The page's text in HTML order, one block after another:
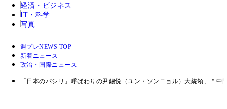
経済・ビジネス
IT・科学
写真
週プレNEWS TOP
新着ニュース
政治・国際ニュース
「日本のパシリ」呼ばわりの尹錫悦（ユン・ソンニョル）大統領、＂